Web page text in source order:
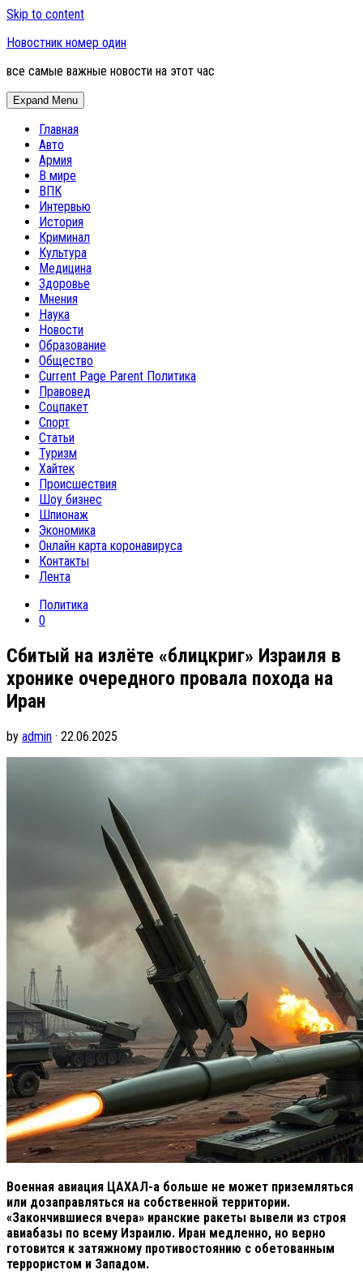
Skip to content
Новостник номер один
все самые важные новости на этот час
Expand Menu
Главная
Авто
Армия
В мире
ВПК
Интервью
История
Криминал
Культура
Медицина
Здоровье
Мнения
Наука
Новости
Образование
Общество
Current Page Parent Политика
Правовед
Соцпакет
Спорт
Статьи
Туризм
Хайтек
Происшествия
Шоу бизнес
Шпионаж
Экономика
Онлайн карта коронавируса
Контакты
Лента
Политика
0
Сбитый на излёте «блицкриг» Израиля в
хронике очередного провала похода на
Иран
by admin · 22.06.2025
Военная авиация ЦАХАЛ-а больше не может приземляться
или дозаправляться на собственной территории.
«Закончившиеся вчера» иранские ракеты вывели из строя
авиабазы по всему Израилю. Иран медленно, но верно
готовится к затяжному противостоянию с обетованным
террористом и Западом.